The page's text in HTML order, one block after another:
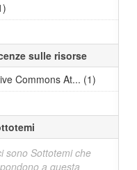
sulle risorse
Commons At... (1)
sono Sottotemi che
a questa